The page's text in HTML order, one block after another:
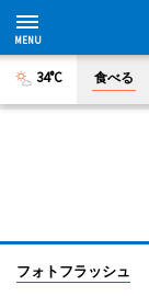
34°C 食べる
フォトフラッシュ